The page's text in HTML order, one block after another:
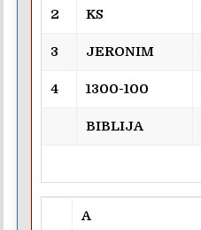
2 KS
3 JERONIM
4 1300-100
BIBLIJA
A